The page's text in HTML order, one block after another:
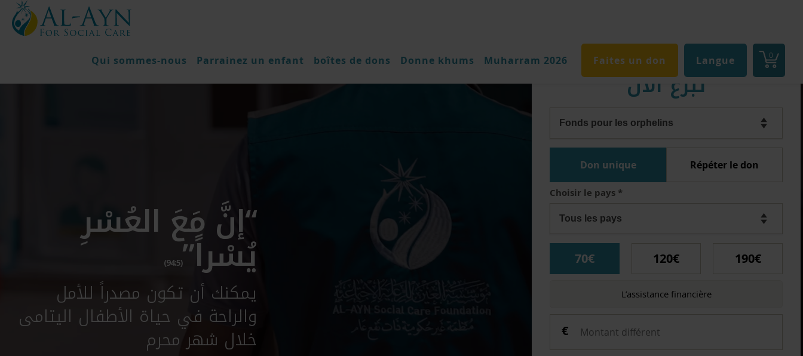
0
Qui sommes-nous Parrainez un enfant boîtes de dons Donne khums Muharram 2026 Faites un don Langue
“إنَّ مَعَ العُسْرِ
يُسْراً”(94:5)
يمكنك أن تكون مصدراً للأمل
والراحة في حياة الأطفال اليتامى
خلال شهر محرم
تبرع الآن
Don unique Répéter le don
Choisir le pays *
70€ 120€ 190€
L’assistance financière